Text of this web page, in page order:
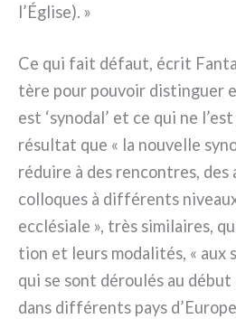
l’Église). »
Ce qui fait défaut, écrit
tè­re pour pou­voir distin­guer
est ‘syno­dal’ et ce qui ne
résul­tat que « la nou­vel­le
rédui­re à des ren­con­tres, des
col­lo­ques à dif­fé­ren­ts
ecclé­sia­le », très simi­lai­res,
tion et leurs moda­li­tés, « aux
qui se sont dérou­lés au
dans dif­fé­ren­ts pays